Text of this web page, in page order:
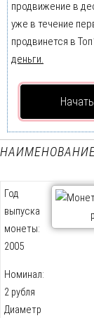
продвижение в
уже в течение
продвинется в
деньги.
Год
выпуска
монеты:
2005
Номинал:
2 рубля
Диаметр